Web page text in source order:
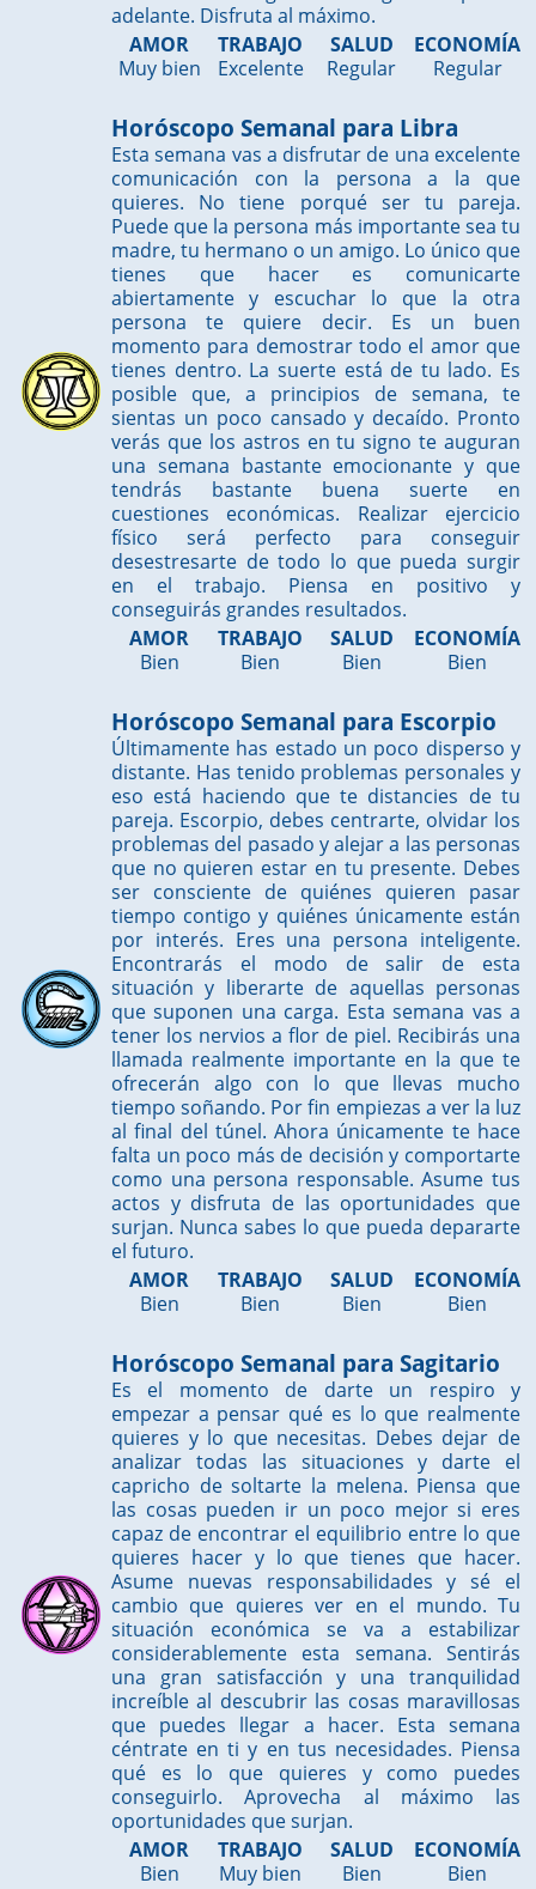
adelante. Disfruta al máximo.
AMOR
Muy bien
TRABAJO
Excelente
SALUD
Regular
ECONOMÍA
Regular
Horóscopo Semanal para Libra
Esta semana vas a disfrutar de una excelente
comunicación con la persona a la que
quieres. No tiene porqué ser tu pareja.
Puede que la persona más importante sea tu
madre, tu hermano o un amigo. Lo único que
tienes que hacer es comunicarte
abiertamente y escuchar lo que la otra
persona te quiere decir. Es un buen
momento para demostrar todo el amor que
tienes dentro. La suerte está de tu lado. Es
posible que, a principios de semana, te
sientas un poco cansado y decaído. Pronto
verás que los astros en tu signo te auguran
una semana bastante emocionante y que
tendrás bastante buena suerte en
cuestiones económicas. Realizar ejercicio
físico será perfecto para conseguir
desestresarte de todo lo que pueda surgir
en el trabajo. Piensa en positivo y
conseguirás grandes resultados.
AMOR
Bien
TRABAJO
Bien
SALUD
Bien
ECONOMÍA
Bien
Horóscopo Semanal para Escorpio
Últimamente has estado un poco disperso y
distante. Has tenido problemas personales y
eso está haciendo que te distancies de tu
pareja. Escorpio, debes centrarte, olvidar los
problemas del pasado y alejar a las personas
que no quieren estar en tu presente. Debes
ser consciente de quiénes quieren pasar
tiempo contigo y quiénes únicamente están
por interés. Eres una persona inteligente.
Encontrarás el modo de salir de esta
situación y liberarte de aquellas personas
que suponen una carga. Esta semana vas a
tener los nervios a flor de piel. Recibirás una
llamada realmente importante en la que te
ofrecerán algo con lo que llevas mucho
tiempo soñando. Por fin empiezas a ver la luz
al final del túnel. Ahora únicamente te hace
falta un poco más de decisión y comportarte
como una persona responsable. Asume tus
actos y disfruta de las oportunidades que
surjan. Nunca sabes lo que pueda depararte
el futuro.
AMOR
Bien
TRABAJO
Bien
SALUD
Bien
ECONOMÍA
Bien
Horóscopo Semanal para Sagitario
Es el momento de darte un respiro y
empezar a pensar qué es lo que realmente
quieres y lo que necesitas. Debes dejar de
analizar todas las situaciones y darte el
capricho de soltarte la melena. Piensa que
las cosas pueden ir un poco mejor si eres
capaz de encontrar el equilibrio entre lo que
quieres hacer y lo que tienes que hacer.
Asume nuevas responsabilidades y sé el
cambio que quieres ver en el mundo. Tu
situación económica se va a estabilizar
considerablemente esta semana. Sentirás
una gran satisfacción y una tranquilidad
increíble al descubrir las cosas maravillosas
que puedes llegar a hacer. Esta semana
céntrate en ti y en tus necesidades. Piensa
qué es lo que quieres y como puedes
conseguirlo. Aprovecha al máximo las
oportunidades que surjan.
AMOR
Bien
TRABAJO
Muy bien
SALUD
Bien
ECONOMÍA
Bien